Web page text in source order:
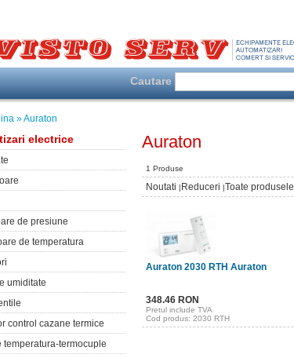
Cautare
» Auraton
electrice
de presiune
de temperatura
umiditate
control cazane termice
temperatura-termocuple
Auraton
1 Produse
Noutati | Reduceri |Toate produsele
Auraton 2030 RTH Auraton
348.46 RON
Pretul include TVA
Cod produs: 2030 RTH